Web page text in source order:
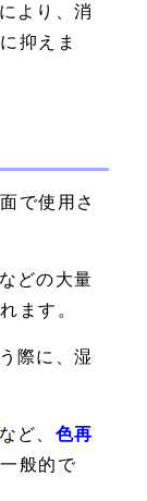
より、消
抑えま
で使用さ
などの大量
ます。
際に、湿
など、 色再
般的で